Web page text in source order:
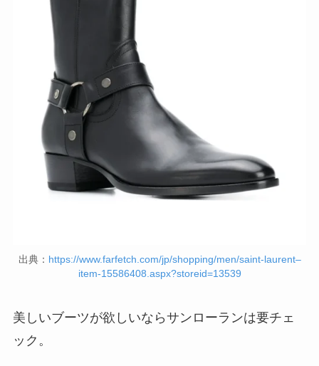
出典： https://www.farfetch.com/jp/shopping/men/saint-laurent–
item-15586408.aspx?storeid=13539
美しいブーツが欲しいならサンローランは要チェ
ック。